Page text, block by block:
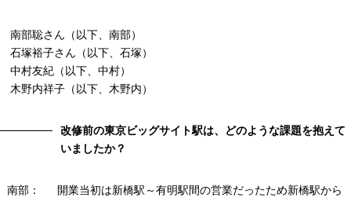
南部聡さん（以下、南部）
石塚裕子さん（以下、石塚）
中村友紀（以下、中村）
木野内祥子（以下、木野内）
改修前の東京ビッグサイト駅は、どのような課題を抱えて
いましたか？
南部：
開業当初は新橋駅～有明駅間の営業だったため新橋駅から